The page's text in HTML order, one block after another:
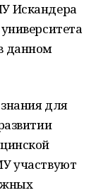
Искандера
данном
для
участвуют